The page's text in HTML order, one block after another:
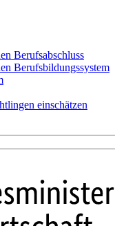
Berufsabschluss
Berufsbildungssystem
einschätzen